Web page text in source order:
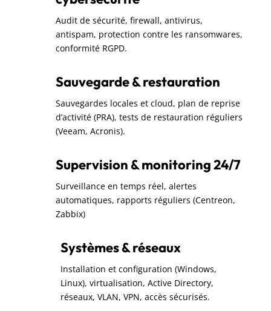
Audit de sécurité, firewall, antivirus,
antispam, protection contre les ransomwares,
conformité RGPD.
Sauvegarde & restauration
Sauvegardes locales et cloud, plan de reprise
d’activité (PRA), tests de restauration réguliers
(Veeam, Acronis).
Supervision & monitoring 24/7
Surveillance en temps réel, alertes
automatiques, rapports réguliers (Centreon,
Zabbix)
Systèmes & réseaux
Installation et configuration (Windows,
Linux), virtualisation, Active Directory,
réseaux, VLAN, VPN, accès sécurisés.